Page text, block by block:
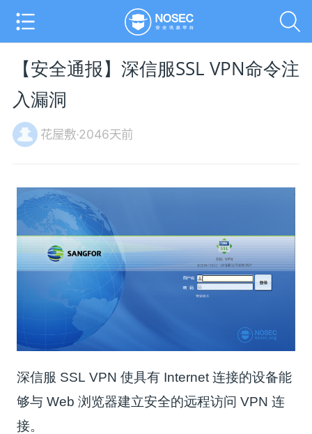
【安全通报】深信服SSL VPN命令注
入漏洞
花屋敷·2046天前
深信服 SSL VPN 使具有 Internet 连接的设备能
够与 Web 浏览器建立安全的远程访问 VPN 连
接。